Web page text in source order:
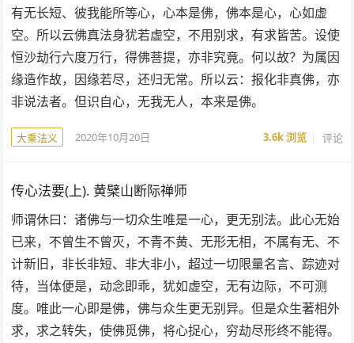
有无长短、彼我能所等心，心本是佛，佛本是心，心如虚
空。所以云佛真法身犹若虚空，不用别求，有求皆苦。设使
恒沙劫行六度万行，得佛菩提，亦非究竟。何以故？为属因
缘造作故，因缘若尽，还归无常。所以云：报化非真佛，亦
非说法者。但识自心，无我无人，本来是佛。
大乘法义 2020年10月20日 3.6k浏览 评论
传心法要(上). 黄檗山断际禅师
师谓休曰：诸佛与一切众生唯是一心，更无别法。此心无始
已来，不曾生不曾灭，不青不黄、无形无相，不属有无、不
计新旧，非长非短、非大非小，超过一切限量名言、踪迹对
待，当体便是，动念即乖，犹如虚空，无有边际，不可测
度。唯此一心即是佛，佛与众生更无别异。但是众生著相外
求，求之转失，使佛觅佛，将心捉心，穷劫尽形终不能得。